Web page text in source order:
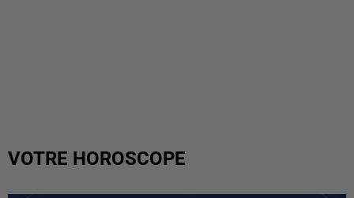
VOTRE HOROSCOPE